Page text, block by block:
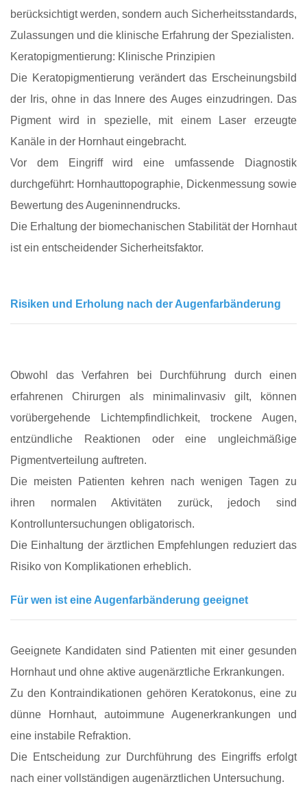
berücksichtigt werden, sondern auch Sicherheitsstandards,
Zulassungen und die klinische Erfahrung der Spezialisten.
Keratopigmentierung: Klinische Prinzipien
Die Keratopigmentierung verändert das Erscheinungsbild
der Iris, ohne in das Innere des Auges einzudringen. Das
Pigment wird in spezielle, mit einem Laser erzeugte
Kanäle in der Hornhaut eingebracht.
Vor dem Eingriff wird eine umfassende Diagnostik
durchgeführt: Hornhauttopographie, Dickenmessung sowie
Bewertung des Augeninnendrucks.
Die Erhaltung der biomechanischen Stabilität der Hornhaut
ist ein entscheidender Sicherheitsfaktor.
Risiken und Erholung nach der Augenfarbänderung
Obwohl das Verfahren bei Durchführung durch einen
erfahrenen Chirurgen als minimalinvasiv gilt, können
vorübergehende Lichtempfindlichkeit, trockene Augen,
entzündliche Reaktionen oder eine ungleichmäßige
Pigmentverteilung auftreten.
Die meisten Patienten kehren nach wenigen Tagen zu
ihren normalen Aktivitäten zurück, jedoch sind
Kontrolluntersuchungen obligatorisch.
Die Einhaltung der ärztlichen Empfehlungen reduziert das
Risiko von Komplikationen erheblich.
Für wen ist eine Augenfarbänderung geeignet
Geeignete Kandidaten sind Patienten mit einer gesunden
Hornhaut und ohne aktive augenärztliche Erkrankungen.
Zu den Kontraindikationen gehören Keratokonus, eine zu
dünne Hornhaut, autoimmune Augenerkrankungen und
eine instabile Refraktion.
Die Entscheidung zur Durchführung des Eingriffs erfolgt
nach einer vollständigen augenärztlichen Untersuchung.